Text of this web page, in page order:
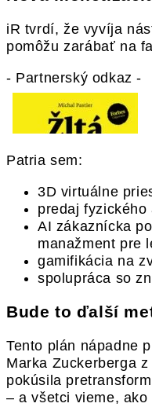
iR tvrdí, že vyvíja
pomôžu zarábať na
- Partnerský odkaz -
Patria sem:
3D virtuálne
predaj fyzického
AI zákaznícka
manažment pre
gamifikácia na
spolupráca so
Bude to ďalší
Tento plán nápadne
Marka Zuckerberga
pokúsila
– a všetci vieme, ako